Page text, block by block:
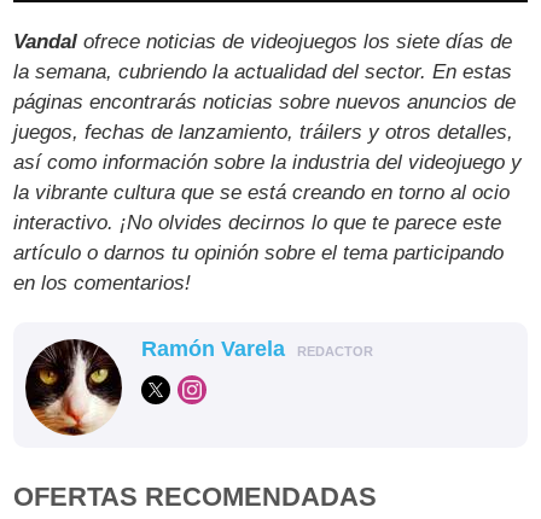
Vandal ofrece noticias de videojuegos los siete días de
la semana, cubriendo la actualidad del sector. En estas
páginas encontrarás noticias sobre nuevos anuncios de
juegos, fechas de lanzamiento, tráilers y otros detalles,
así como información sobre la industria del videojuego y
la vibrante cultura que se está creando en torno al ocio
interactivo. ¡No olvides decirnos lo que te parece este
artículo o darnos tu opinión sobre el tema participando
en los comentarios!
Ramón Varela REDACTOR
OFERTAS RECOMENDADAS